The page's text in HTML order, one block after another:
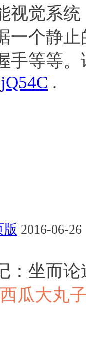
视觉系
一个静
手等等。
.
版 2016-06-26
：坐而论
瓜大丸